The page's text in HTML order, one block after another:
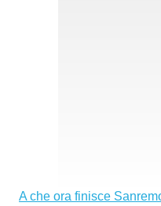
A che ora finisce